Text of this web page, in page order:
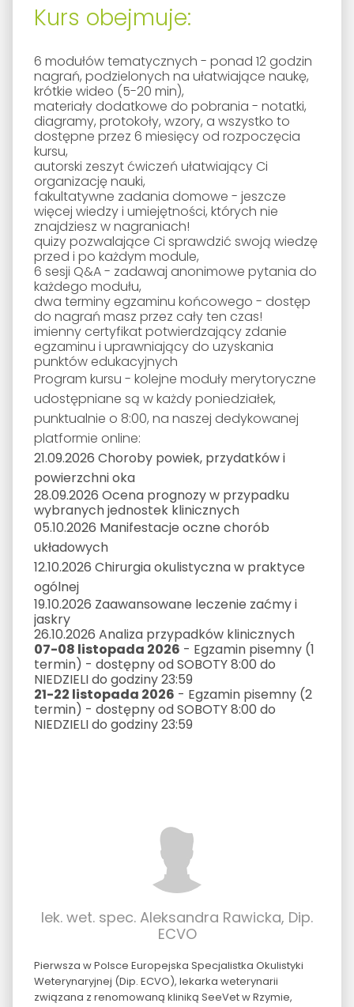
Kurs obejmuje:
6 modułów tematycznych - ponad 12 godzin
nagrań, podzielonych na ułatwiające naukę,
krótkie wideo (5-20 min),
materiały dodatkowe do pobrania - notatki,
diagramy, protokoły, wzory, a wszystko to
dostępne przez 6 miesięcy od rozpoczęcia
kursu,
autorski zeszyt ćwiczeń ułatwiający Ci
organizację nauki,
fakultatywne zadania domowe - jeszcze
więcej wiedzy i umiejętności, których nie
znajdziesz w nagraniach!
quizy pozwalające Ci sprawdzić swoją wiedzę
przed i po każdym module,
6 sesji Q&A - zadawaj anonimowe pytania do
każdego modułu,
dwa terminy egzaminu końcowego - dostęp
do nagrań masz przez cały ten czas!
imienny certyfikat potwierdzający zdanie
egzaminu i uprawniający do uzyskania
punktów edukacyjnych
Program kursu - kolejne moduły merytoryczne
udostępniane są w każdy poniedziałek,
punktualnie o 8:00, na naszej dedykowanej
platformie online:
21.09.2026 Choroby powiek, przydatków i
powierzchni oka
28.09.2026 Ocena prognozy w przypadku
wybranych jednostek klinicznych
05.10.2026 Manifestacje oczne chorób
układowych
12.10.2026 Chirurgia okulistyczna w praktyce
ogólnej
19.10.2026 Zaawansowane leczenie zaćmy i
jaskry
26.10.2026 Analiza przypadków klinicznych
07-08 listopada 2026 - Egzamin pisemny (1
termin) - dostępny od SOBOTY 8:00 do
NIEDZIELI do godziny 23:59
21-22 listopada 2026 - Egzamin pisemny (2
termin) - dostępny od SOBOTY 8:00 do
NIEDZIELI do godziny 23:59
lek. wet. spec. Aleksandra Rawicka, Dip.
ECVO
Pierwsza w Polsce Europejska Specjalistka Okulistyki
Weterynaryjnej (Dip. ECVO), lekarka weterynarii
związana z renomowaną kliniką SeeVet w Rzymie,